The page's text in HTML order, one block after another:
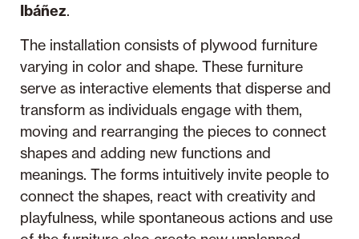
Ibáñez.
The installation consists of plywood furniture
varying in color and shape. These furniture
serve as interactive elements that disperse and
transform as individuals engage with them,
moving and rearranging the pieces to connect
shapes and adding new functions and
meanings. The forms intuitively invite people to
connect the shapes, react with creativity and
playfulness, while spontaneous actions and use